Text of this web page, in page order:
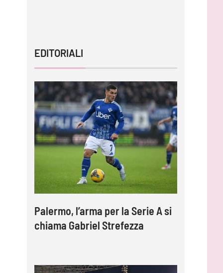
EDITORIALI
Palermo, l’arma per la Serie A si
chiama Gabriel Strefezza